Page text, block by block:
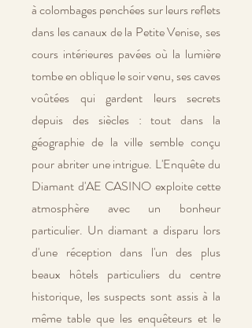
à colombages penchées sur leurs reflets
dans les canaux de la Petite Venise, ses
cours intérieures pavées où la lumière
tombe en oblique le soir venu, ses caves
voûtées qui gardent leurs secrets
depuis des siècles : tout dans la
géographie de la ville semble conçu
pour abriter une intrigue. L'Enquête du
Diamant d'AE CASINO exploite cette
atmosphère avec un bonheur
particulier. Un diamant a disparu lors
d'une réception dans l'un des plus
beaux hôtels particuliers du centre
historique, les suspects sont assis à la
même table que les enquêteurs et le